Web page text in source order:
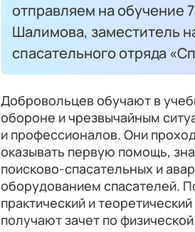
отправляем на обучение
Шалимова, заместитель
спасательного отряда
Добровольцев обучают в
обороне и чрезвычайным
и профессионалов. Они
оказывать первую помощь,
поисково-спасательных и
оборудованием спасателей.
практический и
получают зачет по